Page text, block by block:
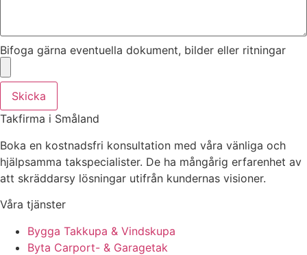
Bifoga gärna eventuella dokument, bilder eller ritningar
Skicka
Takfirma i Småland
Boka en kostnadsfri konsultation med våra vänliga och
hjälpsamma takspecialister. De ha mångårig erfarenhet av
att skräddarsy lösningar utifrån kundernas visioner.
Våra tjänster
Bygga Takkupa & Vindskupa
Byta Carport- & Garagetak